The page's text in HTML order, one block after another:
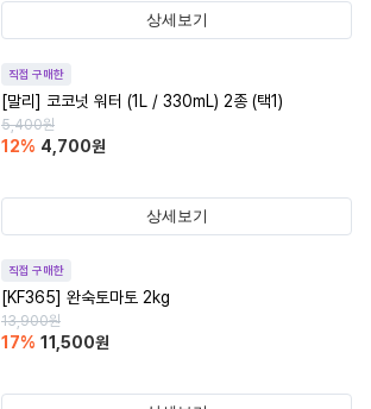
상세보기
직접 구매한
[말리] 코코넛 워터 (1L / 330mL) 2종 (택1)
5,400원
12% 4,700원
상세보기
직접 구매한
[KF365] 완숙토마토 2kg
13,900원
17% 11,500원